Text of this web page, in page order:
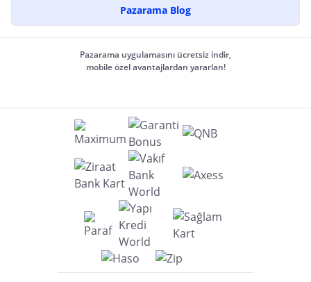
Pazarama Blog
Pazarama uygulamasını ücretsiz indir,
mobile özel avantajlardan yararlan!